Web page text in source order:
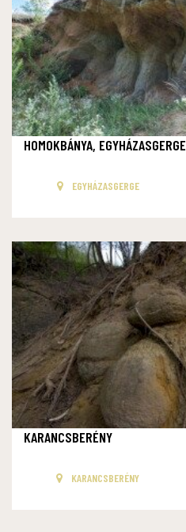
HOMOKBÁNYA, EGYHÁZASGERGE
EGYHÁZASGERGE
KARANCSBERÉNY
KARANCSBERÉNY